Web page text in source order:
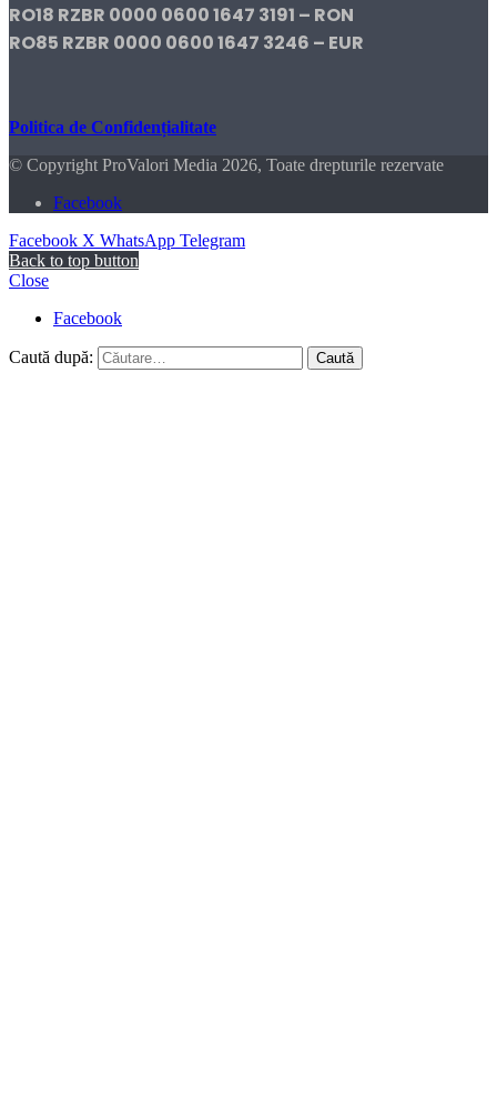
RO18 RZBR 0000 0600 1647 3191 – RON
RO85 RZBR 0000 0600 1647 3246 – EUR
Politica de Confidențialitate
© Copyright ProValori Media 2026, Toate drepturile rezervate
Facebook
Facebook X WhatsApp Telegram
Back to top button
Close
Facebook
Caută după: